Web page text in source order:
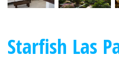
Starfish Las